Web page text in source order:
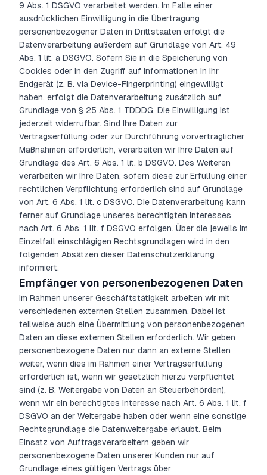
9 Abs. 1 DSGVO verarbeitet werden. Im Falle einer
ausdrücklichen Einwilligung in die Übertragung
personenbezogener Daten in Drittstaaten erfolgt die
Datenverarbeitung außerdem auf Grundlage von Art. 49
Abs. 1 lit. a DSGVO. Sofern Sie in die Speicherung von
Cookies oder in den Zugriff auf Informationen in Ihr
Endgerät (z. B. via Device-Fingerprinting) eingewilligt
haben, erfolgt die Datenverarbeitung zusätzlich auf
Grundlage von § 25 Abs. 1 TDDDG. Die Einwilligung ist
jederzeit widerrufbar. Sind Ihre Daten zur
Vertragserfüllung oder zur Durchführung vorvertraglicher
Maßnahmen erforderlich, verarbeiten wir Ihre Daten auf
Grundlage des Art. 6 Abs. 1 lit. b DSGVO. Des Weiteren
verarbeiten wir Ihre Daten, sofern diese zur Erfüllung einer
rechtlichen Verpflichtung erforderlich sind auf Grundlage
von Art. 6 Abs. 1 lit. c DSGVO. Die Datenverarbeitung kann
ferner auf Grundlage unseres berechtigten Interesses
nach Art. 6 Abs. 1 lit. f DSGVO erfolgen. Über die jeweils im
Einzelfall einschlägigen Rechtsgrundlagen wird in den
folgenden Absätzen dieser Datenschutzerklärung
informiert.
Empfänger von personenbezogenen Daten
Im Rahmen unserer Geschäftstätigkeit arbeiten wir mit
verschiedenen externen Stellen zusammen. Dabei ist
teilweise auch eine Übermittlung von personenbezogenen
Daten an diese externen Stellen erforderlich. Wir geben
personenbezogene Daten nur dann an externe Stellen
weiter, wenn dies im Rahmen einer Vertragserfüllung
erforderlich ist, wenn wir gesetzlich hierzu verpflichtet
sind (z. B. Weitergabe von Daten an Steuerbehörden),
wenn wir ein berechtigtes Interesse nach Art. 6 Abs. 1 lit. f
DSGVO an der Weitergabe haben oder wenn eine sonstige
Rechtsgrundlage die Datenweitergabe erlaubt. Beim
Einsatz von Auftragsverarbeitern geben wir
personenbezogene Daten unserer Kunden nur auf
Grundlage eines gültigen Vertrags über